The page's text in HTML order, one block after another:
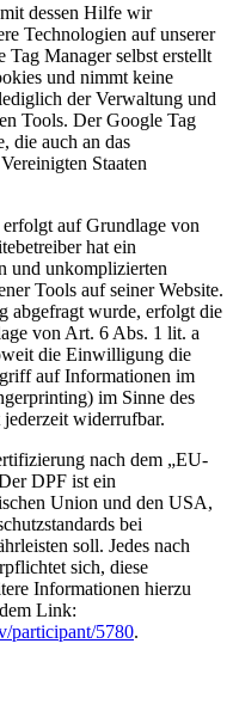
dessen Hilfe wir
Technologien auf unserer
Manager selbst erstellt
und nimmt keine
der Verwaltung und
Tools. Der Google Tag
die auch an das
Staaten
auf Grundlage von
hat ein
und unkomplizierten
Tools auf seiner Website.
abgefragt wurde, erfolgt die
von Art. 6 Abs. 1 lit. a
die Einwilligung die
auf Informationen im
im Sinne des
widerrufbar.
nach dem „EU-
DPF ist ein
Union und den USA,
bei
soll. Jedes nach
sich, diese
Informationen hierzu
Link:
participant/5780.